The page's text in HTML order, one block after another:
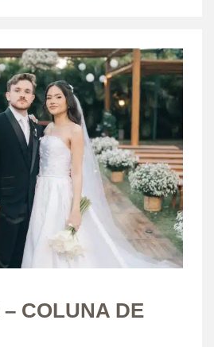
COLUNA DE